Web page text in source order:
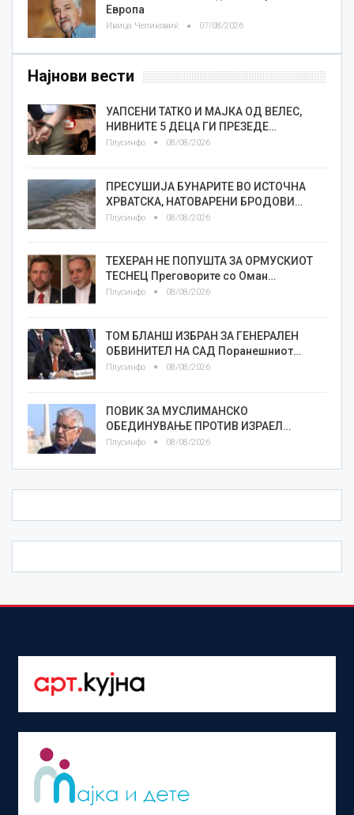
Европа
Ивица Челиковиќ 07/08/2026
Најнови вести
УАПСЕНИ ТАТКО И МАЈКА ОД ВЕЛЕС,
НИВНИТЕ 5 ДЕЦА ГИ ПРЕЗЕДЕ…
Плусинфо 08/08/2026
ПРЕСУШИЈА БУНАРИТЕ ВО ИСТОЧНА
ХРВАТСКА, НАТОВАРЕНИ БРОДОВИ…
Плусинфо 08/08/2026
ТЕХЕРАН НЕ ПОПУШТА ЗА ОРМУСКИОТ
ТЕСНЕЦ Преговорите со Оман…
Плусинфо 08/08/2026
ТОМ БЛАНШ ИЗБРАН ЗА ГЕНЕРАЛЕН
ОБВИНИТЕЛ НА САД Поранешниот…
Плусинфо 08/08/2026
ПОВИК ЗА МУСЛИМАНСКО
ОБЕДИНУВАЊЕ ПРОТИВ ИЗРАЕЛ…
Плусинфо 08/08/2026